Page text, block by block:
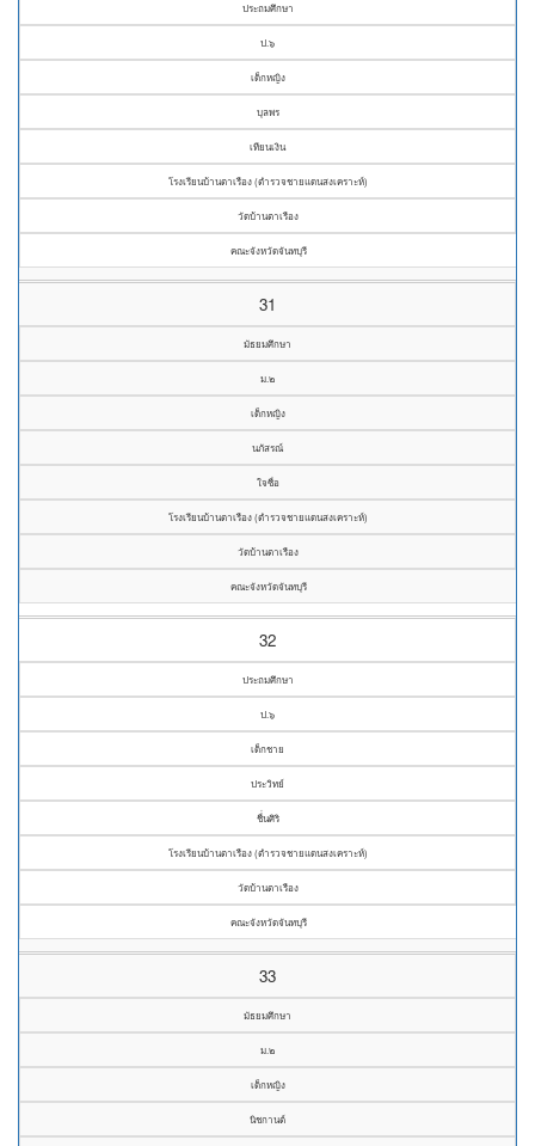
ประถมศึกษา
ป.๖
เด็กหญิง
บุลพร
เทียนเงิน
โรงเรียนบ้านตาเรือง (ตำรวจชายแดนสงเคราะห์)
วัดบ้านตาเรือง
คณะจังหวัดจันทบุรี
31
มัธยมศึกษา
ม.๒
เด็กหญิง
นภัสรณ์
ใจซื่อ
โรงเรียนบ้านตาเรือง (ตำรวจชายแดนสงเคราะห์)
วัดบ้านตาเรือง
คณะจังหวัดจันทบุรี
32
ประถมศึกษา
ป.๖
เด็กชาย
ประวิทย์
ชื่่นศิริ
โรงเรียนบ้านตาเรือง (ตำรวจชายแดนสงเคราะห์)
วัดบ้านตาเรือง
คณะจังหวัดจันทบุรี
33
มัธยมศึกษา
ม.๒
เด็กหญิง
นิชกานต์